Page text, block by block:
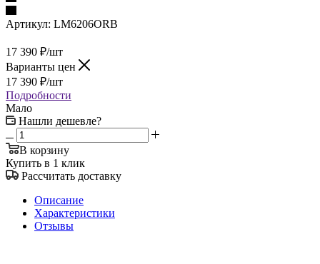
Артикул: LM6206ORB
17 390 ₽/шт
Варианты цен
17 390 ₽/шт
Подробности
Мало
Нашли дешевле?
В корзину
Купить в 1 клик
Рассчитать доставку
Описание
Характеристики
Отзывы